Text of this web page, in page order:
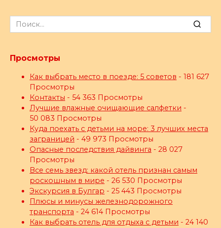
Search
for:
Просмотры
Как выбрать место в поезде: 5 советов - 181 627
Просмотры
Контакты - 54 363 Просмотры
Лучшие влажные очищающие салфетки -
50 083 Просмотры
Куда поехать с детьми на море: 3 лучших места
заграницей - 49 973 Просмотры
Опасные последствия дайвинга - 28 027
Просмотры
Все семь звезд: какой отель признан самым
роскошным в мире - 26 530 Просмотры
Экскурсия в Булгар - 25 443 Просмотры
Плюсы и минусы железнодорожного
транспорта - 24 614 Просмотры
Как выбрать отель для отдыха с детьми - 24 140